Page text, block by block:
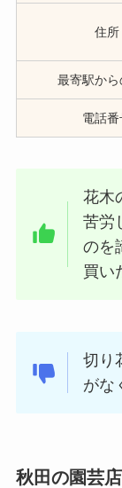
住所
最寄駅か
電話番
花木
苦労
のを
買い
切り
がな
秋田の園芸